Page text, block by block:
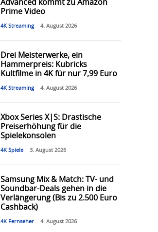
Advanced kommt zu Amazon
Prime Video
4K Streaming 4. August 2026
Drei Meisterwerke, ein
Hammerpreis: Kubricks
Kultfilme in 4K für nur 7,99 Euro
4K Streaming 4. August 2026
Xbox Series X|S: Drastische
Preiserhöhung für die
Spielekonsolen
4K Spiele 3. August 2026
Samsung Mix & Match: TV- und
Soundbar-Deals gehen in die
Verlängerung (Bis zu 2.500 Euro
Cashback)
4K Fernseher 4. August 2026